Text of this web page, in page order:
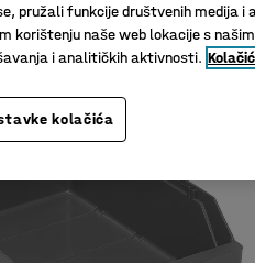
pružali funkcije društvenih medija i
korištenju naše web lokacije s
i analitičkih aktivnosti.
kolačića